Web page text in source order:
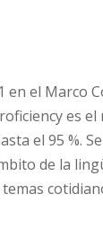
en el Marco
es
el 95 %.
de la